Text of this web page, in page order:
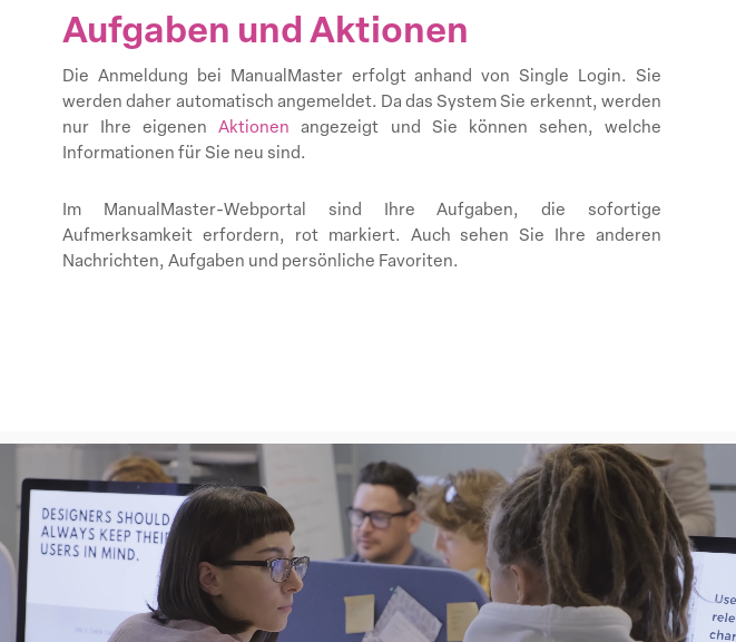
Aufgaben und Aktionen
Die Anmeldung bei ManualMaster erfolgt anhand von Single Login. Sie
werden daher automatisch angemeldet. Da das System Sie erkennt, werden
nur Ihre eigenenAktionen angezeigt und Sie können sehen, welche
Informationen für Sie neu sind.
Im ManualMaster-Webportal sind Ihre Aufgaben, die sofortige
Aufmerksamkeit erfordern, rot markiert. Auch sehen Sie Ihre anderen
Nachrichten, Aufgaben und persönliche Favoriten.